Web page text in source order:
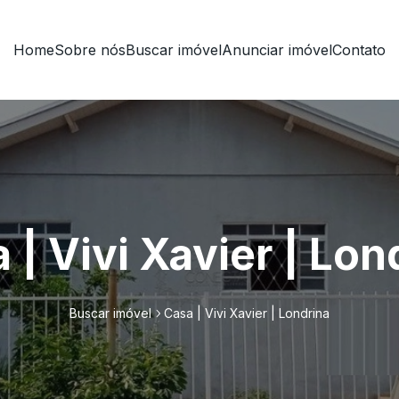
HomeSobre nósBuscar imóvelAnunciar imóvelContato
| Vivi Xavier |
Buscar imóvel Casa | Vivi Xavier | Londrina